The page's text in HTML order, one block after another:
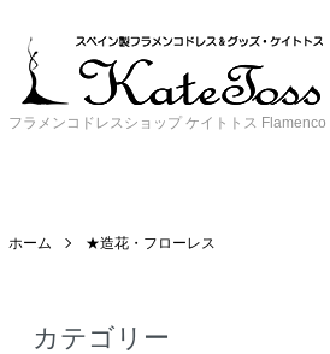
フラメンコドレスショップ ケイトトス
ホーム ★造花・フローレス
カテゴリー